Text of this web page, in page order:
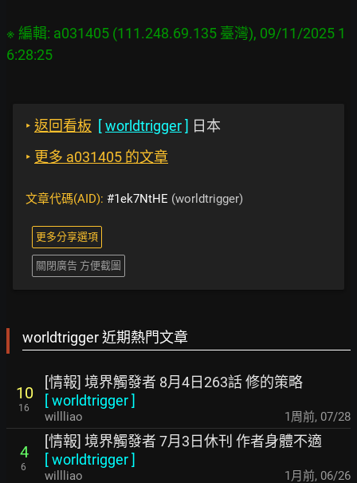
※ 編輯: a031405 (111.248.69.135 臺灣), 09/11/2025 1
‣ 返回看板 [worldtrigger] 日本
‣ 更多 a031405 的文章
文章代碼(AID): #1ek7NtHE (worldtrigger)
更多分享選項
關閉廣告 方便截圖
worldtrigger 近期熱門文章
10
16
[情報] 境界觸發者 8月4日263話 修的策略
[worldtrigger]
willliao 1周前, 07/28
4
6
[情報] 境界觸發者 7月3日休刊 作者身體不適
[worldtrigger]
willliao 1月前, 06/26